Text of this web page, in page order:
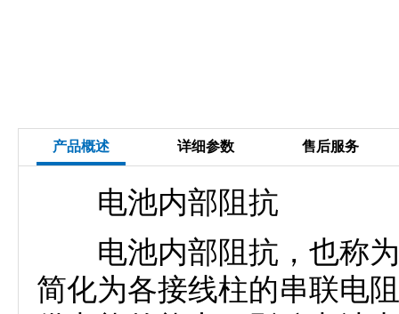
产品概述 详细参数 售后服务
电池内部阻抗
电池内部阻抗，也称为
简化为各接线柱的串联电